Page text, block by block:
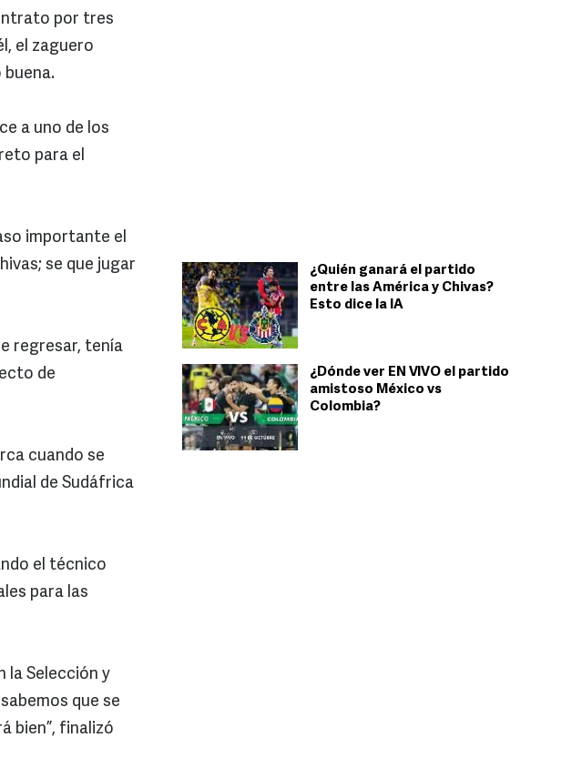
¿Quién ganará el partido
entre las América y Chivas?
Esto dice la IA
¿Dónde ver EN VIVO el partido
amistoso México vs
Colombia?
por tres
el zaguero
a uno de los
para el
importante el
se que jugar
regresar, tenía
de
cuando se
de Sudáfrica
el técnico
para las
la Selección y
que se
bien”, finalizó